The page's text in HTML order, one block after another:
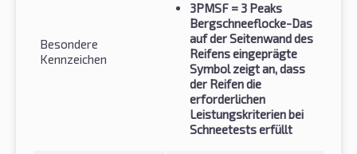
Besondere
Kennzeichen
3PMSF = 3 Peaks
Bergschneeflocke-Das
auf der Seitenwand des
Reifens eingeprägte
Symbol zeigt an, dass
der Reifen die
erforderlichen
Leistungskriterien bei
Schneetests erfüllt